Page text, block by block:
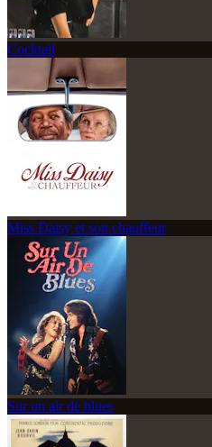
Cocktail
Miss Daisy et son chauffeur
Sur un air de blues